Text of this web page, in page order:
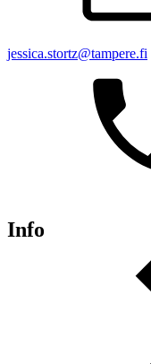
jessica.stortz@tampere.fi
Info